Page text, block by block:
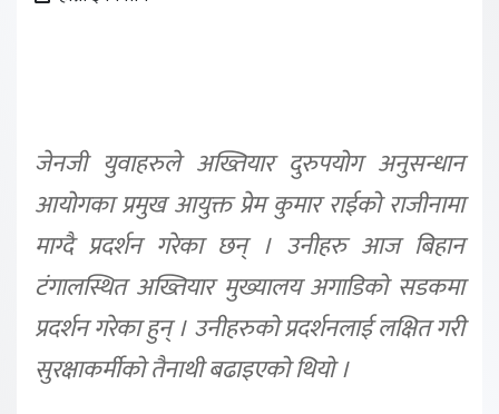
जेनजी युवाहरुले अख्तियार दुरुपयोग अनुसन्धान
आयोगका प्रमुख आयुक्त प्रेम कुमार राईको राजीनामा
माग्दै प्रदर्शन गरेका छन् । उनीहरु आज बिहान
टंगालस्थित अख्तियार मुख्यालय अगाडिको सडकमा
प्रदर्शन गरेका हुन् । उनीहरुको प्रदर्शनलाई लक्षित गरी
सुरक्षाकर्मीको तैनाथी बढाइएको थियो ।